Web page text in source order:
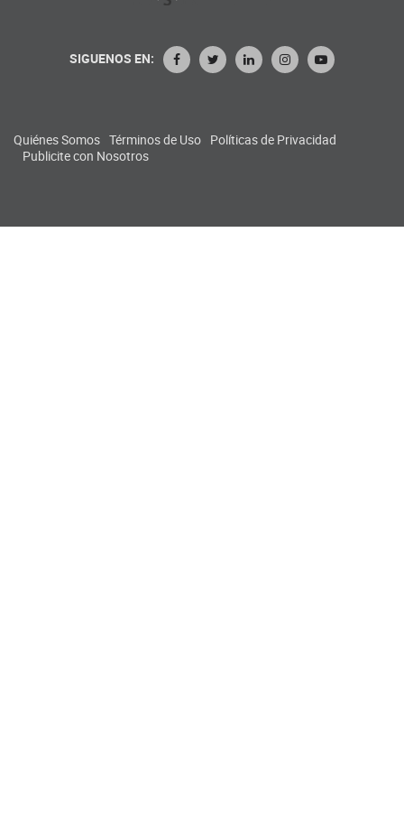
SIGUENOS EN:
Quiénes Somos Términos de Uso Políticas de Privacidad
Publicite con Nosotros